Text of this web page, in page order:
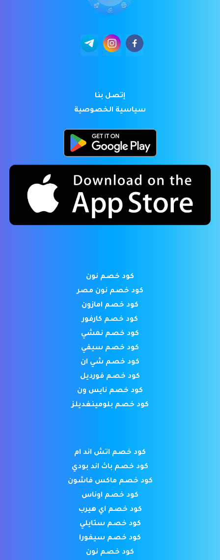
إتصل بنا
سياسية الخصوصية
كود خصم نون
كود خصم نون مصر
كود خصم امازون
كود خصم كارفور
كود خصم نمشي
كود خصم سيفي
كود خصم شي ان
كود خصم فورديل
كود خصم نايس ون
كود خصم بلومينغديلز
كود خصم اتش اند ام
كود خصم باث اند بودي
كود خصم ماكس فاشون
كود خصم اوناس
كود خصم اي هيرب
كود خصم ستايلي
كود خصم سيفورا
كود خصم نون